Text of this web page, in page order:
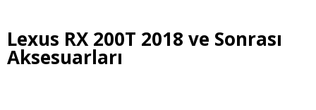
Lexus RX 200T 2018 ve Sonrası
Aksesuarları